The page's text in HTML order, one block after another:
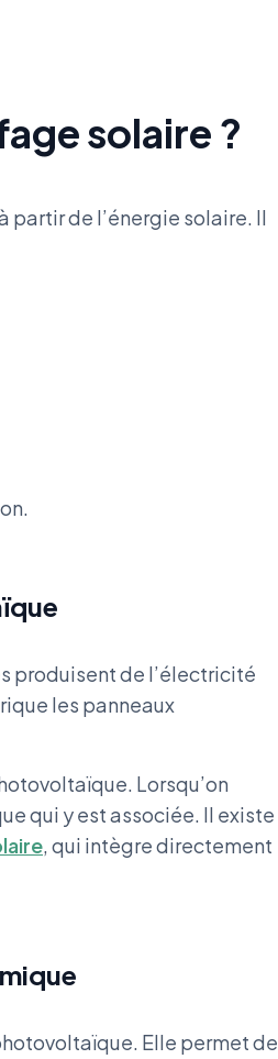
solaire ?
partir de l’énergie solaire. Il
produisent de l’électricité
les panneaux
Lorsqu’on
qui y est associée. Il existe
, qui intègre directement
Elle permet de